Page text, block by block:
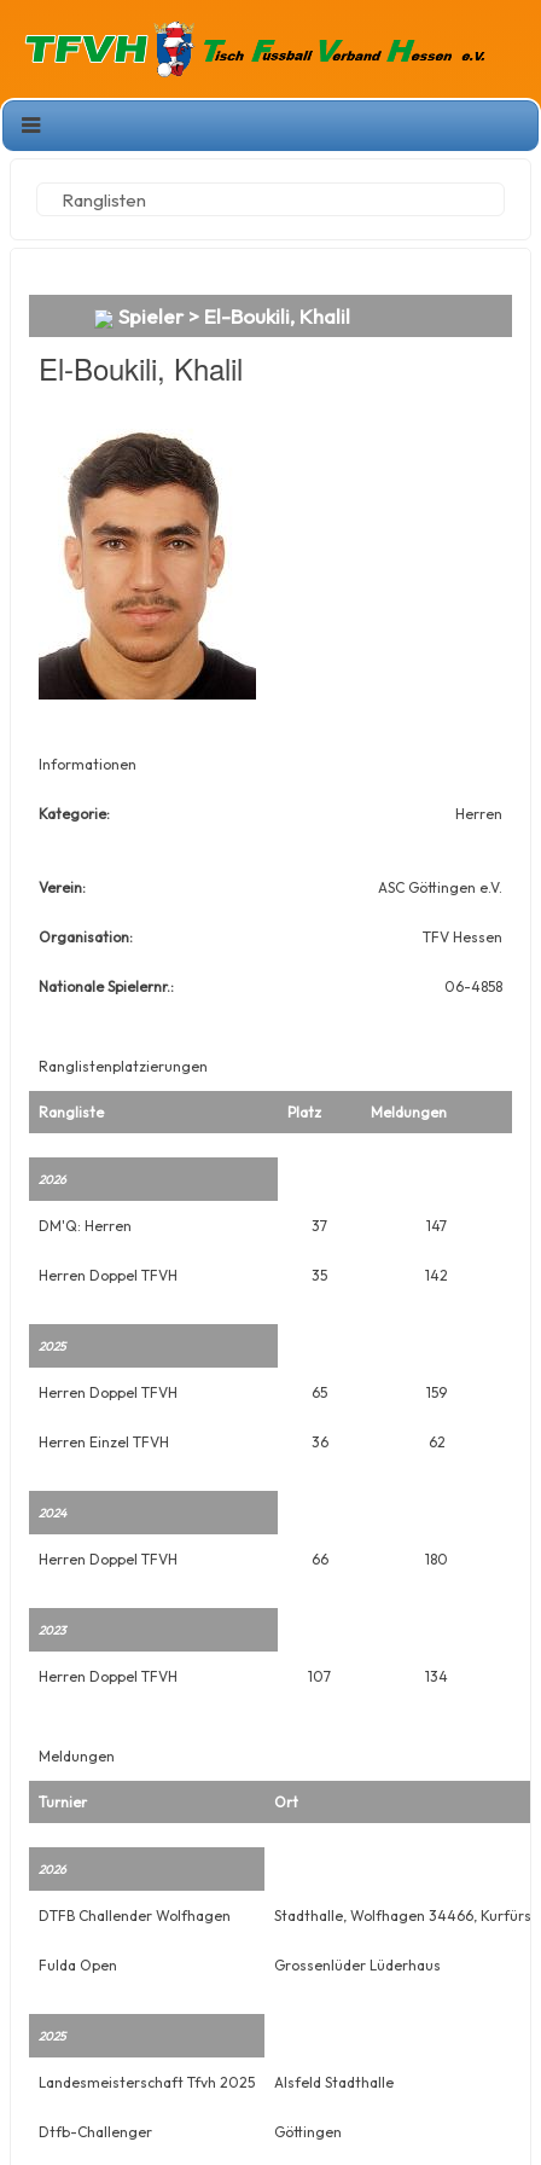
Ranglisten
Spieler > El-Boukili, Khalil
El-Boukili, Khalil
Informationen
Kategorie: Herren
Verein: ASC Göttingen e.V.
Organisation: TFV Hessen
Nationale Spielernr.: 06-4858
Ranglistenplatzierungen
Rangliste Platz Meldungen
2026
DM'Q: Herren 37 147
Herren Doppel TFVH 35 142
2025
Herren Doppel TFVH 65 159
Herren Einzel TFVH 36 62
2024
Herren Doppel TFVH 66 180
2023
Herren Doppel TFVH 107 134
Meldungen
Turnier Ort
2026
DTFB Challender Wolfhagen Stadthalle, Wolfhagen 34466,
Fulda Open Grossenlüder Lüderhaus
2025
Landesmeisterschaft Tfvh 2025 Alsfeld Stadthalle
Dtfb-Challenger Göttingen